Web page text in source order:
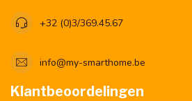
+32 (0)3/369.45.67
info@my-smarthome.be
Klantbeoordelingen